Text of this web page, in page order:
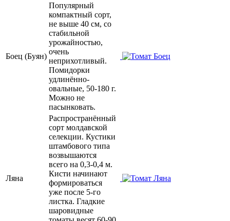
Боец (Буян)
Популярный
компактный сорт,
не выше 40 см, со
стабильной
урожайностью,
очень
неприхотливый.
Помидорки
удлинённо-
овальные, 50-180 г.
Можно не
пасынковать.
Ляна
Распространённый
сорт молдавской
селекции. Кустики
штамбового типа
возвышаются
всего на 0,3-0,4 м.
Кисти начинают
формироваться
уже после 5-го
листка. Гладкие
шаровидные